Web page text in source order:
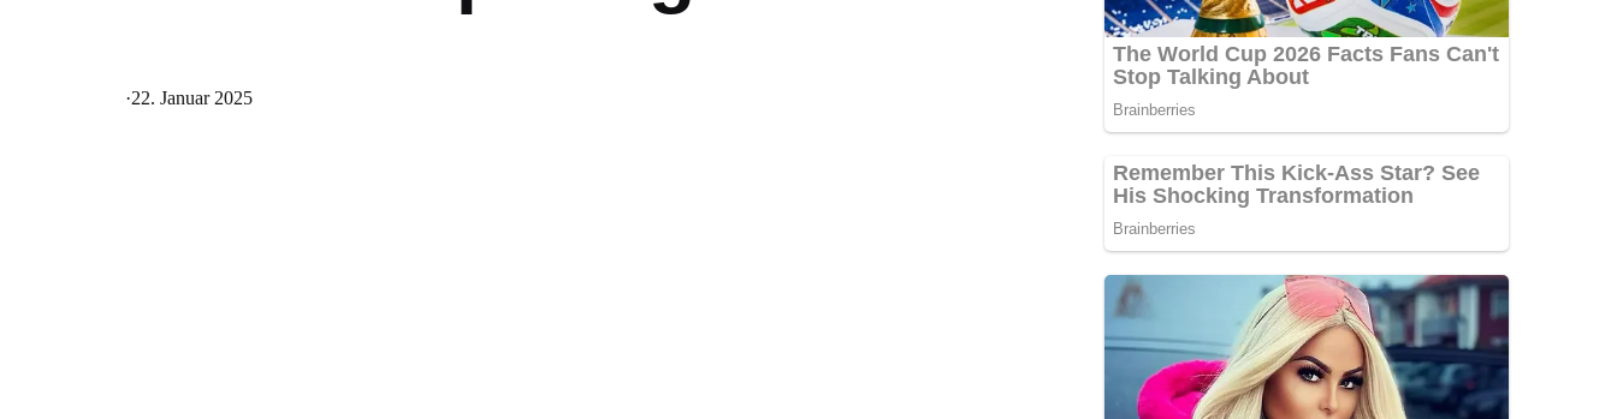
·22. Januar 2025